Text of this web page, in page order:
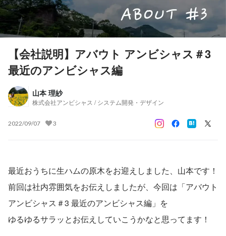
【会社説明】アバウト アンビシャス＃3
最近のアンビシャス編
山本 理紗
株式会社アンビシャス / システム開発・デザイン
2022/09/07 3
最近おうちに生ハムの原木をお迎えしました、山本です！
前回は社内雰囲気をお伝えしましたが、今回は「アバウト
アンビシャス＃3 最近のアンビシャス編」を
ゆるゆるサラッとお伝えしていこうかなと思ってます！